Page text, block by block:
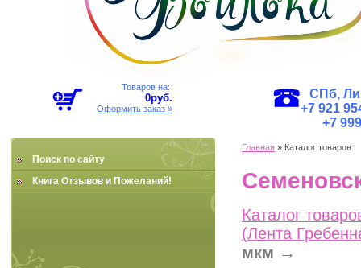
СПб,
+7 921
+7
Товаров на:
0руб.
Оформить заказ »
Главная » Каталог товаров
Каталог
(Лента
мкм →
Поиск по сайту
Книга Отзывов и Пожеланий!